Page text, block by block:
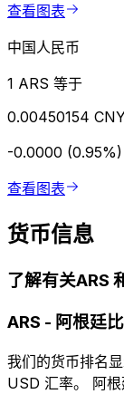
查看图表
中国人民币
1 ARS 等于
0.00450154
-0.0000 (0.95%)
查看图表
货币信息
了解有关ARS
ARS - 阿根廷
我们的货币排名
USD 汇率。 阿